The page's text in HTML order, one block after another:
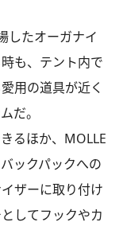
したオーガナイ
も、テント内で
用の道具が近く
だ。
るほか、MOLLE
ックパックへの
ザーに取り付け
してフックやカ